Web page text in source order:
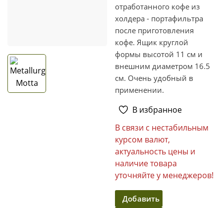
отработанного кофе из
холдера - портафильтра
после приготовления
кофе. Ящик круглой
формы высотой 11 см и
внешним диаметром 16.5
см. Очень удобный в
применении.
В избранное
В связи с нестабильным
курсом валют,
актуальность цены и
наличие товара
уточняйте у менеджеров!
Добавить